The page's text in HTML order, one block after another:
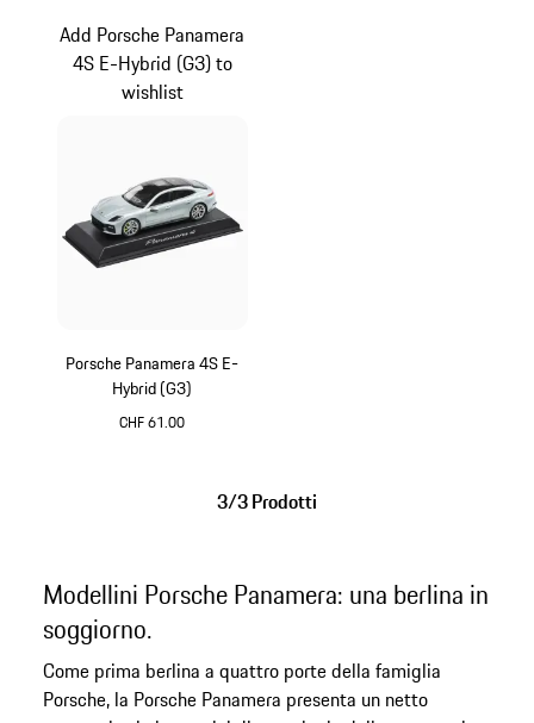
Porsche Panamera 4S E-
Hybrid (G3)
CHF 61.00
Add Porsche Panamera
4S E-Hybrid (G3) to
wishlist
3/3 Prodotti
Modellini Porsche Panamera: una berlina in
soggiorno.
Come prima berlina a quattro porte della famiglia
Porsche, la Porsche Panamera presenta un netto